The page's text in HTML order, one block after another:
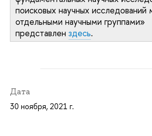
поисковых научных исследований
отдельными научными группами»
представлен здесь.
Дата
30 ноября, 2021 г.